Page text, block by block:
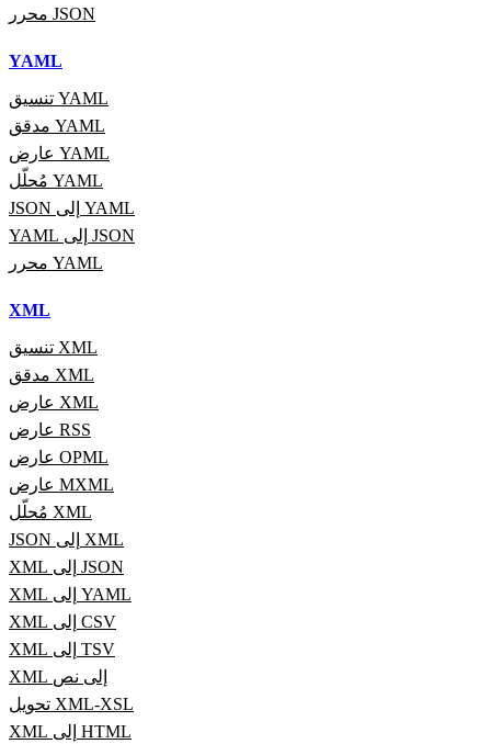
محرر JSON
YAML
تنسيق YAML
مدقق YAML
عارض YAML
مُحلّل YAML
JSON إلى YAML
YAML إلى JSON
محرر YAML
XML
تنسيق XML
مدقق XML
عارض XML
عارض RSS
عارض OPML
عارض MXML
مُحلّل XML
JSON إلى XML
XML إلى JSON
XML إلى YAML
XML إلى CSV
XML إلى TSV
XML إلى نص
تحويل XML-XSL
XML إلى HTML